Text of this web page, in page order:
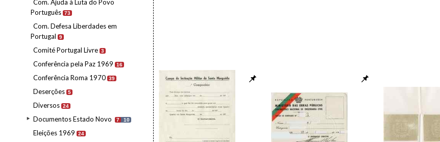
Com. Ajuda à Luta do Povo
Português 73
Com. Defesa Liberdades em
Portugal
9
Comité Portugal Livre 3
Conferência pela Paz 1969 16
Conferência Roma 1970 39
Deserções 5
Diversos 24
Documentos Estado Novo 7 10
Eleições 1969 24